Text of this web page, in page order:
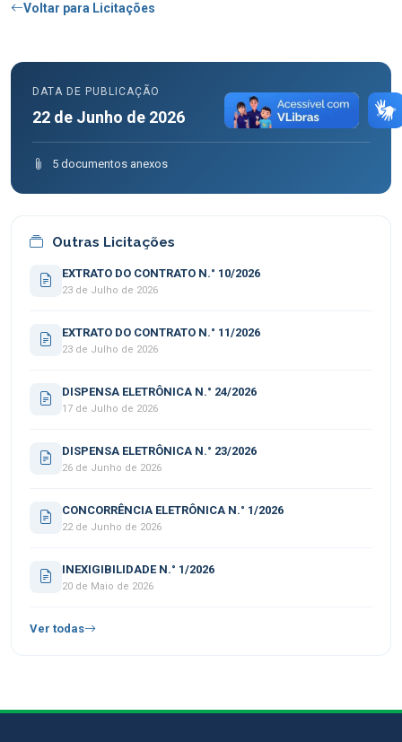
Voltar para Licitações
DATA DE PUBLICAÇÃO
22 de Junho de 2026
5 documentos anexos
Outras Licitações
EXTRATO DO CONTRATO N.° 10/2026
23 de Julho de 2026
EXTRATO DO CONTRATO N.° 11/2026
23 de Julho de 2026
DISPENSA ELETRÔNICA N.° 24/2026
17 de Julho de 2026
DISPENSA ELETRÔNICA N.° 23/2026
26 de Junho de 2026
CONCORRÊNCIA ELETRÔNICA N.° 1/2026
22 de Junho de 2026
INEXIGIBILIDADE N.° 1/2026
20 de Maio de 2026
Ver todas